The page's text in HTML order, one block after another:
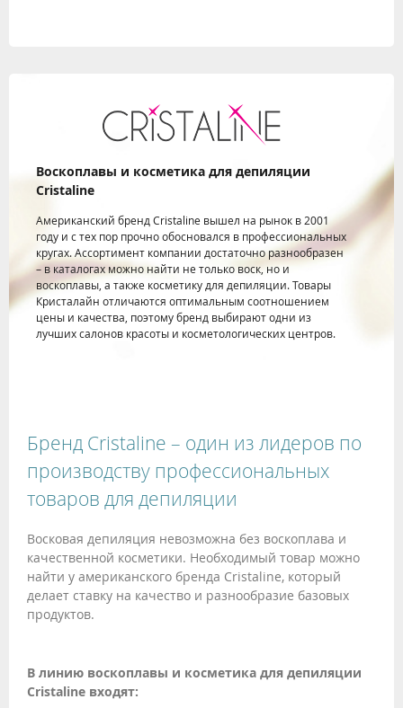
Воскоплавы и косметика для депиляции
Cristaline
Американский бренд Cristaline вышел на рынок в 2001
году и с тех пор прочно обосновался в профессиональных
кругах. Ассортимент компании достаточно разнообразен
– в каталогах можно найти не только воск, но и
воскоплавы, а также косметику для депиляции. Товары
Кристалайн отличаются оптимальным соотношением
цены и качества, поэтому бренд выбирают одни из
лучших салонов красоты и косметологических центров.
Бренд Cristaline – один из лидеров по
производству профессиональных
товаров для депиляции
Восковая депиляция невозможна без воскоплава и
качественной косметики. Необходимый товар можно
найти у американского бренда Cristaline, который
делает ставку на качество и разнообразие базовых
продуктов.
В линию воскоплавы и косметика для депиляции
Cristaline входят: